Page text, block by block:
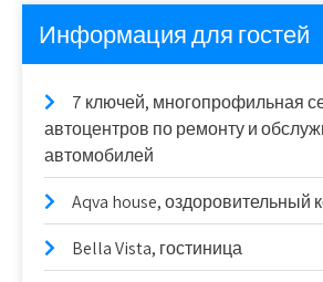
Информация для гостей
7 ключей, многопрофильная
автоцентров по ремонту и
автомобилей
Aqva house, оздоровительный
Bella Vista, гостиница